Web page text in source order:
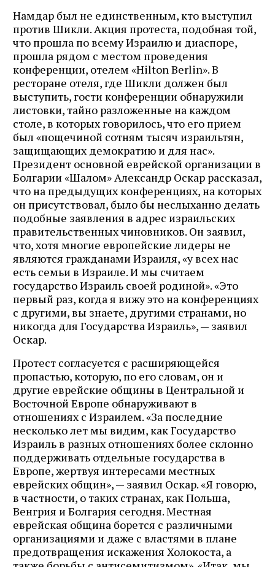
Намдар был не единственным, кто выступил
против Шикли. Акция протеста, подобная той,
что прошла по всему Израилю и диаспоре,
прошла рядом с местом проведения
конференции, отелем «Hilton Berlin». В
ресторане отеля, где Шикли должен был
выступить, гости конференции обнаружили
листовки, тайно разложенные на каждом
столе, в которых говорилось, что его прием
был «пощечиной сотням тысяч израильтян,
защищающих демократию и для нас».
Президент основной еврейской организации в
Болгарии «Шалом» Александр Оскар рассказал,
что на предыдущих конференциях, на которых
он присутствовал, было бы неслыханно делать
подобные заявления в адрес израильских
правительственных чиновников. Он заявил,
что, хотя многие европейские лидеры не
являются гражданами Израиля, «у всех нас
есть семьи в Израиле. И мы считаем
государство Израиль своей родиной». «Это
первый раз, когда я вижу это на конференциях
с другими, вы знаете, другими странами, но
никогда для Государства Израиль», — заявил
Оскар.
Протест согласуется с расширяющейся
пропастью, которую, по его словам, он и
другие еврейские общины в Центральной и
Восточной Европе обнаруживают в
отношениях с Израилем. «За последние
несколько лет мы видим, как Государство
Израиль в разных отношениях более склонно
поддерживать отдельные государства в
Европе, жертвуя интересами местных
еврейских общин», — заявил Оскар. «Я говорю,
в частности, о таких странах, как Польша,
Венгрия и Болгария сегодня. Местная
еврейская община борется с различными
организациями и даже с властями в плане
предотвращения искажения Холокоста, а